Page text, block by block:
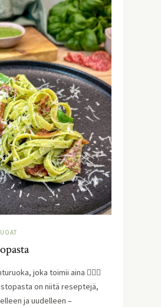
joka toimii aina 😮‍💨🍝
on niitä reseptejä,
ja uudelleen –